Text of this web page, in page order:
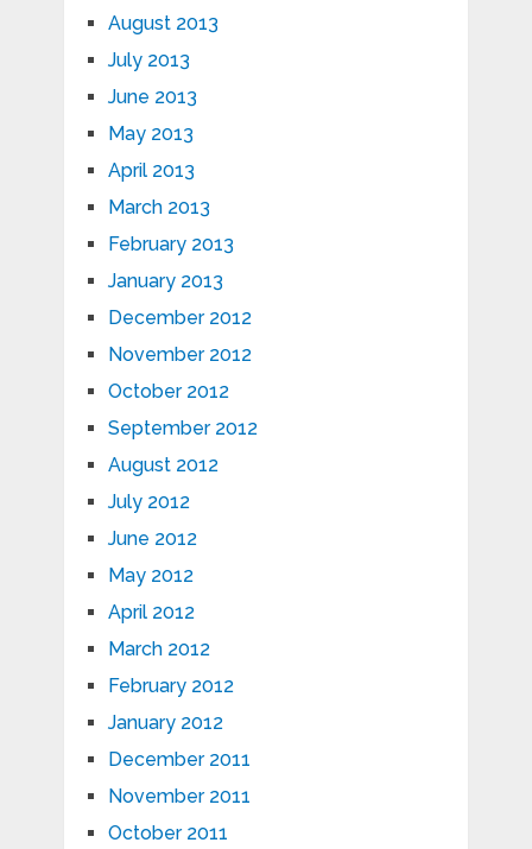
August 2013
July 2013
June 2013
May 2013
April 2013
March 2013
February 2013
January 2013
December 2012
November 2012
October 2012
September 2012
August 2012
July 2012
June 2012
May 2012
April 2012
March 2012
February 2012
January 2012
December 2011
November 2011
October 2011